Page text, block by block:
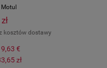
Motul
kosztów dostawy
9,63 €
zł